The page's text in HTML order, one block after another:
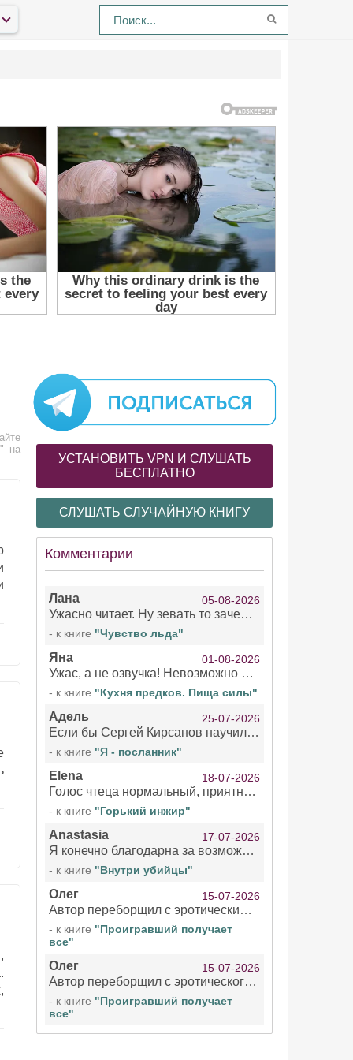
на
УСТАНОВИТЬ VPN И СЛУШАТЬ
БЕСПЛАТНО
СЛУШАТЬ СЛУЧАЙНУЮ КНИГУ
Комментарии
Лана 05-08-2026
Ужасно читает. Ну зевать то зачем. Уже не говорю, что ударения ставит, как хочет.
- к книге "Чувство льда"
Яна 01-08-2026
Ужас, а не озвучка! Невозможно вникать в смысл текста из за кривляний чтеца
- к книге "Кухня предков. Пища силы"
Адель 25-07-2026
Если бы Сергей Кирсанов научился не сглатывать каждые 1-2 минуты слюну, так что слышно в микрофоне и, что вызывает отвращение, то мелжно было бы слушать.
- к книге "Я - посланник"
Elena 18-07-2026
Голос чтеца нормальный, приятный тембр. Мне очень понравилось озвучивание рассказа. Очень странный отзыв Надежды. Может у неё что-то с нервами?
- к книге "Горький инжир"
Anastasia 17-07-2026
Я конечно благодарна за возможность бесплатно слушать книги даже новинки , но чтение этой книги просто ужасно
- к книге "Внутри убийцы"
Олег 15-07-2026
Автор переборщил с эротическими сценами. Похоже, с этим у него проблемы.
- к книге "Проигравший получает
все"
Олег 15-07-2026
Автор переборщил с эротического сценами. Похоже, с этим у него проблемы.
- к книге "Проигравший получает
все"